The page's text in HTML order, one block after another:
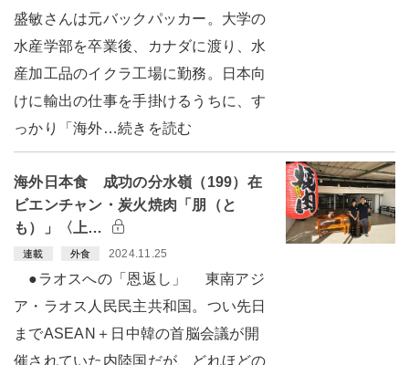
盛敏さんは元バックパッカー。大学の
水産学部を卒業後、カナダに渡り、水
産加工品のイクラ工場に勤務。日本向
けに輸出の仕事を手掛けるうちに、す
っかり「海外…続きを読む
海外日本食 成功の分水嶺（199）在
ビエンチャン・炭火焼肉「朋（と
も）」〈上…
連載 外食 2024.11.25
●ラオスへの「恩返し」 東南アジ
ア・ラオス人民民主共和国。つい先日
までASEAN＋日中韓の首脳会議が開
催されていた内陸国だが、どれほどの